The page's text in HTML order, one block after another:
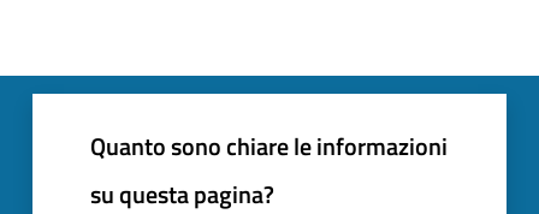
Quanto sono chiare le informazioni
su questa pagina?